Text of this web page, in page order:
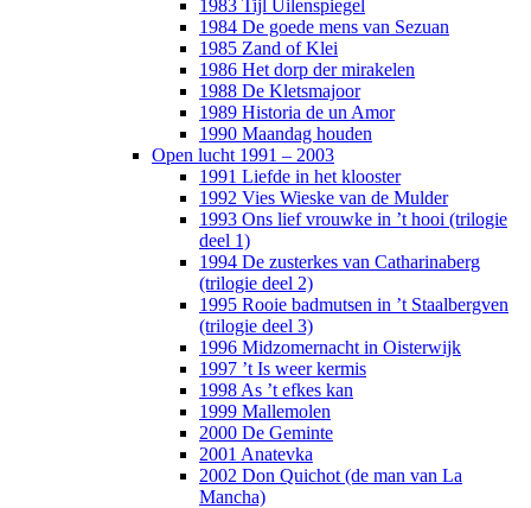
1983 Tijl Uilenspiegel
1984 De goede mens van Sezuan
1985 Zand of Klei
1986 Het dorp der mirakelen
1988 De Kletsmajoor
1989 Historia de un Amor
1990 Maandag houden
Open lucht 1991 – 2003
1991 Liefde in het klooster
1992 Vies Wieske van de Mulder
1993 Ons lief vrouwke in ’t hooi (trilogie
deel 1)
1994 De zusterkes van Catharinaberg
(trilogie deel 2)
1995 Rooie badmutsen in ’t Staalbergven
(trilogie deel 3)
1996 Midzomernacht in Oisterwijk
1997 ’t Is weer kermis
1998 As ’t efkes kan
1999 Mallemolen
2000 De Geminte
2001 Anatevka
2002 Don Quichot (de man van La
Mancha)